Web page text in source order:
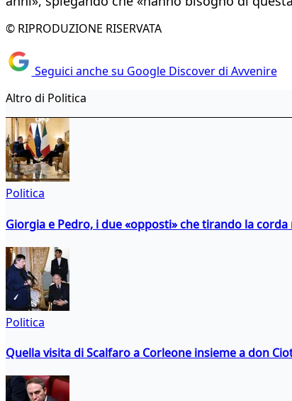
© RIPRODUZIONE RISERVATA
Seguici anche su Google Discover di Avvenire
Altro di Politica
Politica
Giorgia e Pedro, i due «opposti» che tirando la
Politica
Quella visita di Scalfaro a Corleone insieme a don